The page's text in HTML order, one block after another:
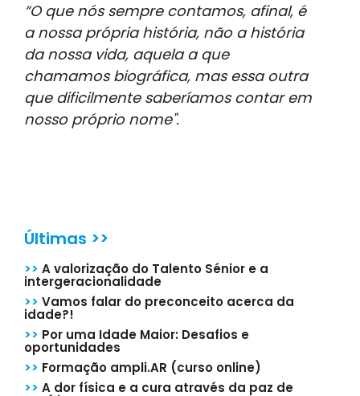
“O que nós sempre contamos, afinal, é
a nossa própria história, não a história
da nossa vida, aquela a que
chamamos biográfica, mas essa outra
que dificilmente saberíamos contar em
nosso próprio nome".
Últimas >>
>> A valorização do Talento Sénior e a
intergeracionalidade
>> Vamos falar do preconceito acerca da
idade?!
>> Por uma Idade Maior: Desafios e
oportunidades
>> Formação ampli.AR (curso online)
>> A dor física e a cura através da paz de